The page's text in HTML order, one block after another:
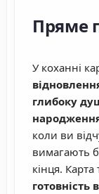
Пряме
У коханні
глибоку
коли ви
вимагають
кінця.
готовність